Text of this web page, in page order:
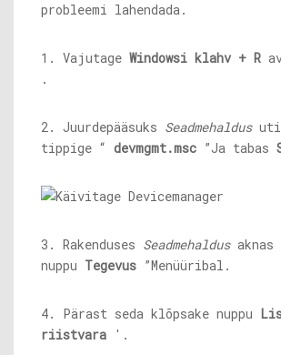
probleemi lahendada.
1. Vajutage Windowsi klahv + R
.
2. Juurdepääsuks Seadmehaldus
tippige “ devmgmt.msc ”Ja tabas
3. Rakenduses Seadmehaldusaknas
nuppu Tegevus ”Menüüribal.
4. Pärast seda klõpsake nuppu
riistvara '.